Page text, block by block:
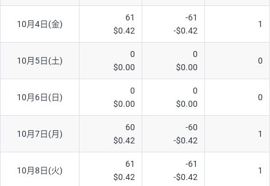
4円 86,230円
41円 36,920円
EUR/GBP
EUR/AUD 103円 74,270円 13.8円
GBP/AUD 43円 86,230円
111円 74,270円
10月4日(金)
61
$0.42
-61
-$0.42
1
10月5日(土)
0
$0.00
0
$0.00
0
10月6日(日)
0
$0.00
0
$0.00
0
10月7日(月)
60
$0.42
-60
-$0.42
1
10月8日(火)
61
$0.42
-61
-$0.42
1